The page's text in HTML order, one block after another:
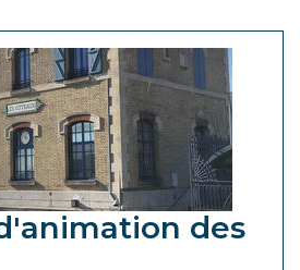
des